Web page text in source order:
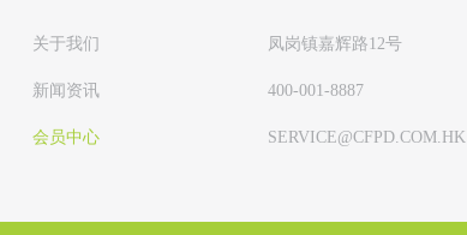
关于我们
新闻资讯
会员中心
凤岗镇嘉辉路12号
400-001-8887
SERVICE@CFPD.COM.HK